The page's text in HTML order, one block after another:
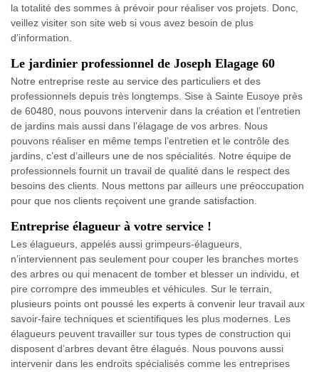
la totalité des sommes à prévoir pour réaliser vos projets. Donc,
veillez visiter son site web si vous avez besoin de plus
d’information.
Le jardinier professionnel de Joseph Elagage 60
Notre entreprise reste au service des particuliers et des
professionnels depuis très longtemps. Sise à Sainte Eusoye près
de 60480, nous pouvons intervenir dans la création et l’entretien
de jardins mais aussi dans l’élagage de vos arbres. Nous
pouvons réaliser en même temps l’entretien et le contrôle des
jardins, c’est d’ailleurs une de nos spécialités. Notre équipe de
professionnels fournit un travail de qualité dans le respect des
besoins des clients. Nous mettons par ailleurs une préoccupation
pour que nos clients reçoivent une grande satisfaction.
Entreprise élagueur à votre service !
Les élagueurs, appelés aussi grimpeurs-élagueurs,
n’interviennent pas seulement pour couper les branches mortes
des arbres ou qui menacent de tomber et blesser un individu, et
pire corrompre des immeubles et véhicules. Sur le terrain,
plusieurs points ont poussé les experts à convenir leur travail aux
savoir-faire techniques et scientifiques les plus modernes. Les
élagueurs peuvent travailler sur tous types de construction qui
disposent d’arbres devant être élagués. Nous pouvons aussi
intervenir dans les endroits spécialisés comme les entreprises